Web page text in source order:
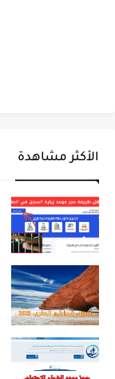
الأكثر مشاهدة